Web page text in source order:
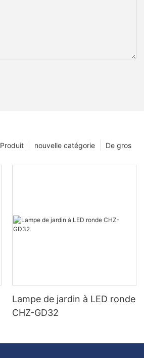
De gros
nouvelle catégorie
Produit
Lampe de jardin à LED ronde
CHZ-GD32